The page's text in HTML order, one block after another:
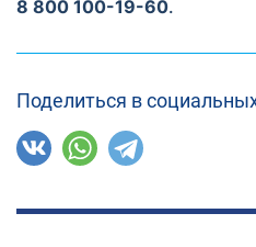
8 800 100-19-60.
Поделиться в